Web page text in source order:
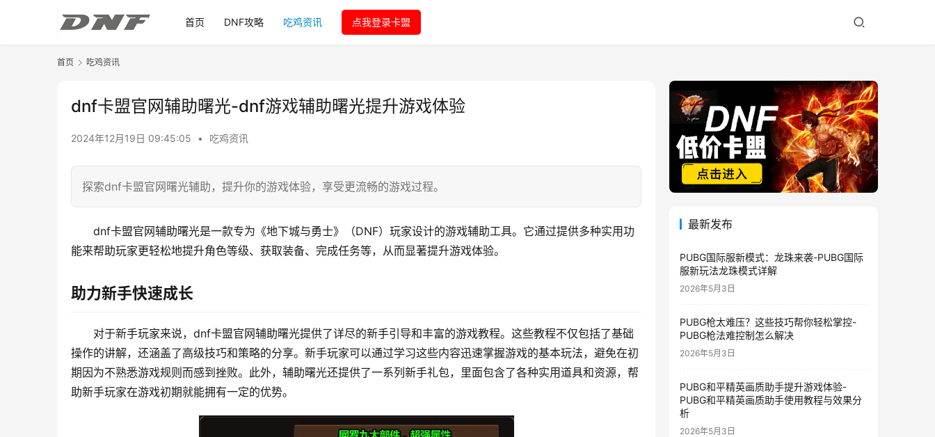
首页 DNF攻略 吃鸡资讯 点我登录卡盟
首页 吃鸡资讯
dnf卡盟官网辅助曙光-dnf游戏辅助曙光提升游戏体验
2024年12月19日 09:45:05 • 吃鸡资讯
探索dnf卡盟官网曙光辅助，提升你的游戏体验，享受更流畅的游戏过程。
dnf卡盟官网辅助曙光是一款专为《地下城与勇士》（DNF）玩家设计的游戏辅助工具。它通过提供多种实用功
能来帮助玩家更轻松地提升角色等级、获取装备、完成任务等，从而显著提升游戏体验。
助力新手快速成长
对于新手玩家来说，dnf卡盟官网辅助曙光提供了详尽的新手引导和丰富的游戏教程。这些教程不仅包括了基础
操作的讲解，还涵盖了高级技巧和策略的分享。新手玩家可以通过学习这些内容迅速掌握游戏的基本玩法，避免在初
期因为不熟悉游戏规则而感到挫败。此外，辅助曙光还提供了一系列新手礼包，里面包含了各种实用道具和资源，帮
助新手玩家在游戏初期就能拥有一定的优势。
最新发布
PUBG国际服新模式：龙珠来袭-PUBG国际
服新玩法龙珠模式详解
2026年5月3日
PUBG枪太难压？这些技巧帮你轻松掌控-
PUBG枪法难控制怎么解决
2026年5月3日
PUBG和平精英画质助手提升游戏体验-
PUBG和平精英画质助手使用教程与效果分
析
2026年5月3日